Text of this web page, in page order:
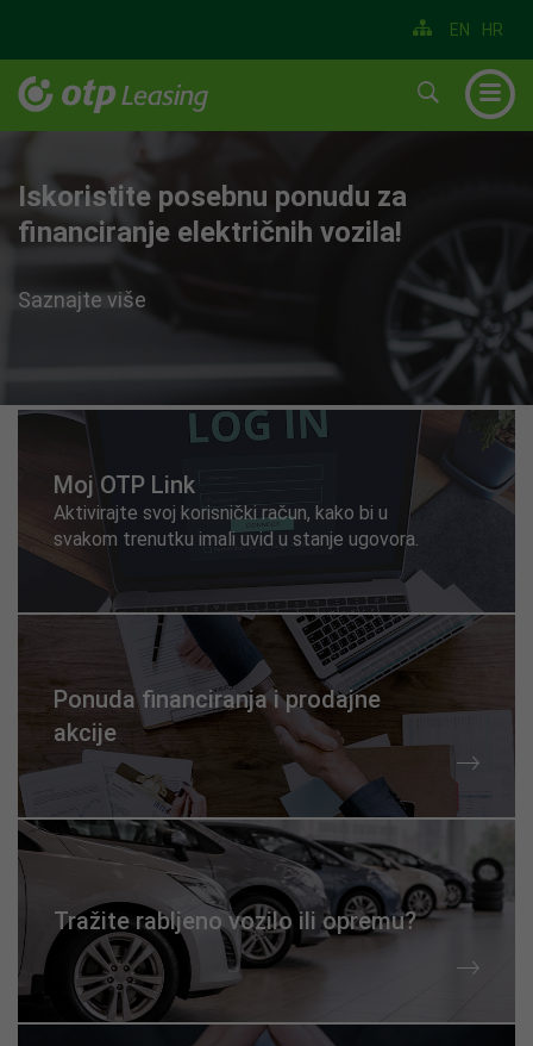
HR
EN
▼
Tu smo.
Iskoristite posebnu ponudu za
financiranje električnih vozila!
Saznajte više
Nadogradili smo i redizajnirali portal
Moj OTP Link
Saznajte više
Provjerite naše prodajne akcije,
odaberite najpovoljnije uvjete
financiranja!
Provjerite našu ponudu za financiranje
teretnih vozila!
Saznajte više
Moj OTP Link
Aktivirajte svoj korisnički račun, kako bi u
svakom trenutku imali uvid u stanje ugovora.
Ponuda financiranja i prodajne
akcije
Tražite rabljeno vozilo ili opremu?